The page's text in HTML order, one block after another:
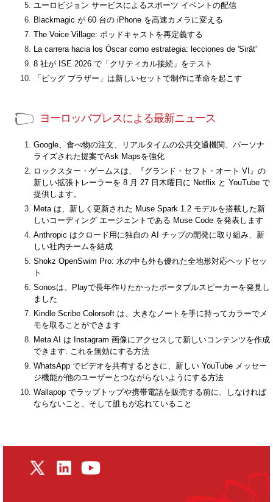
ユーロビジョン サービスによるスポーツ イベントの配信
Blackmagic が 60 台の iPhone を高速カメラに変える
The Voice Village: ポッドキャストを再定義する
La carrera hacia los Óscar como estrategia: lecciones de 'Sirât'
8 社が ISE 2026 で「クリティカル接続」をテスト
「ビッグ ブラザー」は新しいセットで制作に革命を起こす
ヨーロッパプレスによる最新ニュース
Google、食べ物の注文、リアルタイムの公共交通機関、パーソナ
ライズされた提案でAsk Mapsを強化
ロックスター・ゲームスは、『グランド・セフト・オート VI』の
新しい拡張トレーラーを 8 月 27 日木曜日に Netflix と YouTube で
提供します。
Meta は、新しく更新された Muse Spark 1.2 モデルを搭載した新
しいコーディング エージェントである Muse Code を発表します
Anthropic はクロード用に独自の AI チップの開発に取り組み、新
しい社内チームを結成
Shokz OpenSwim Pro: 水の中も外も優れた全地形対応ヘッドセッ
ト
Sonosは、Playで長年作りたかったポータブルスピーカーを発見し
ました
Kindle Scribe Colorsoft は、大きなノートを手に持ってカラーでメ
モを取ることができます
Meta AI は Instagram 画像にアクセスして新しいコンテンツを作成
できます: これを無効にする方法
WhatsApp でビデオを共有するときに、新しい YouTube メッセー
ジ機能が他のユーザーとつながらないようにする方法
Wallapop でラップトップや携帯電話を販売する前に、しなければ
ならないこと、そして誰もが忘れていること